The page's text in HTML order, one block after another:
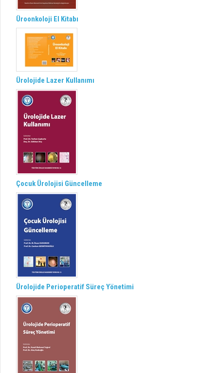
Üroonkoloji El Kitabı
Ürolojide Lazer Kullanımı
Çocuk Ürolojisi Güncelleme
Ürolojide Perioperatif Süreç Yönetimi